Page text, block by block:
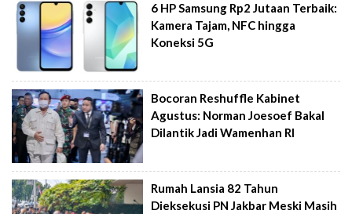
6 HP Samsung Rp2 Jutaan Terbaik:
Kamera Tajam, NFC hingga
Koneksi 5G
Bocoran Reshuffle Kabinet
Agustus: Norman Joesoef Bakal
Dilantik Jadi Wamenhan RI
Rumah Lansia 82 Tahun
Dieksekusi PN Jakbar Meski Masih